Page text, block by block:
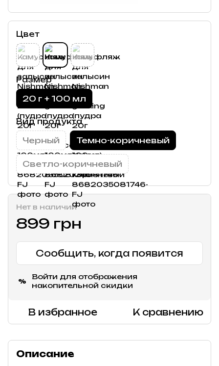
Цвет
Размер
20 г + 100 мл
Вид продукта
Черный Темно-коричневый
Светло-коричневый
Нет в наличии
899 грн
Сообщить, когда появится
%
Войти для отображения
накопительной скидки
В избранное К сравнению
Описание